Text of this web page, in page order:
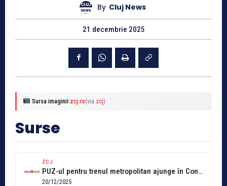
By Cluj News
21 decembrie 2025
Sursa imaginii:zcj.ro(via zcj)
Surse
ZCJ
PUZ-ul pentru trenul metropolitan ajunge în Consiliul Local
20/12/2025